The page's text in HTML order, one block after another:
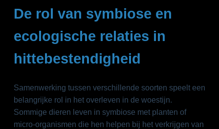
De rol van symbiose en
ecologische relaties in
hittebestendigheid
Samenwerking tussen verschillende soorten speelt een
belangrijke rol in het overleven in de woestijn.
Sommige dieren leven in symbiose met planten of
micro-organismen die hen helpen bij het verkrijgen van